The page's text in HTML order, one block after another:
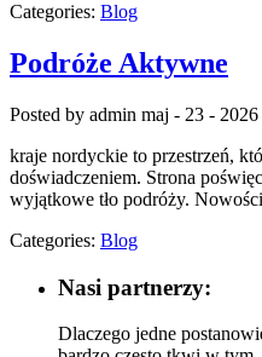
Categories: Blog
Podróże Aktywne
Posted by admin maj - 23 - 2026
kraje nordyckie to przestrzeń,
doświadczeniem. Strona
wyjątkowe tło podróży.
Categories: Blog
Nasi partnerzy:
Dlaczego jedne